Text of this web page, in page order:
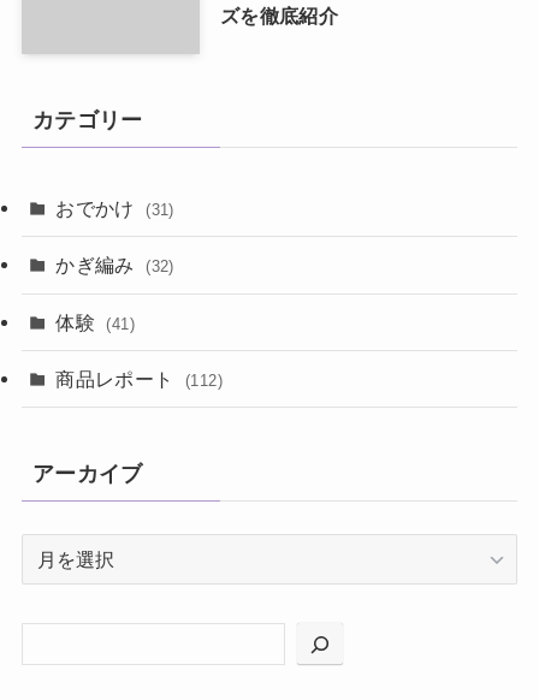
ズを徹底紹介
カテゴリー
おでかけ (31)
かぎ編み (32)
体験 (41)
商品レポート (112)
アーカイブ
ブ